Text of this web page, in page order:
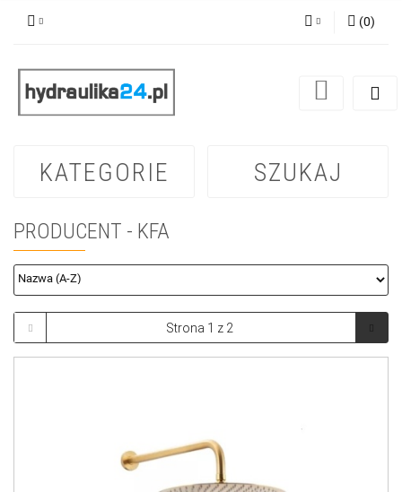
Zarejestruj się
(0)
KATEGORIE SZUKAJ
PRODUCENT - KFA